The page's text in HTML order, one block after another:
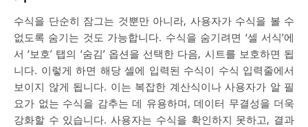
수식을 단순히 잠그는 것뿐만 아니라, 사용자가 수식을 볼 수
없도록 숨기는 것도 가능합니다. 수식을 숨기려면 ‘셀 서식’에
서 ‘보호’ 탭의 ‘숨김’ 옵션을 선택한 다음, 시트를 보호하면 됩
니다. 이렇게 하면 해당 셀에 입력된 수식이 수식 입력줄에서
보이지 않게 됩니다. 이는 복잡한 계산식이나 사용자가 알 필
요가 없는 수식을 감추는 데 유용하며, 데이터 무결성을 더욱
강화할 수 있습니다. 사용자는 수식을 확인하지 못하고, 결과